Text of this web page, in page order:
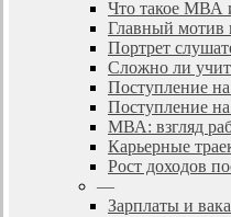
Что такое МВА
Главный
Портрет
Сложно ли
Поступление
Поступление
МВА: взгляд
Карьерные
Рост доходов
—
Зарплаты и